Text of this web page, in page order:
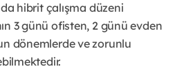
hibrit çalışma düzeni
3 günü ofisten, 2 günü evden
dönemlerde ve zorunlu